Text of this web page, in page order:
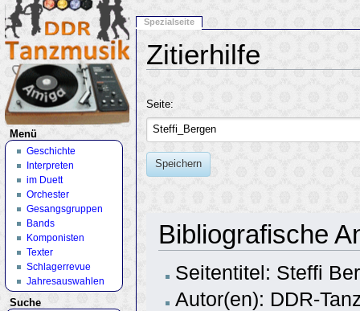
Zitierhilfe
Seite:
Speichern
Bibliografische
Seitentitel: Steffi
Autor(en): DDR-
Spezialseite
Menü
Geschichte
Interpreten
im Duett
Orchester
Gesangsgruppen
Bands
Komponisten
Texter
Schlagerrevue
Jahresauswahlen
Suche